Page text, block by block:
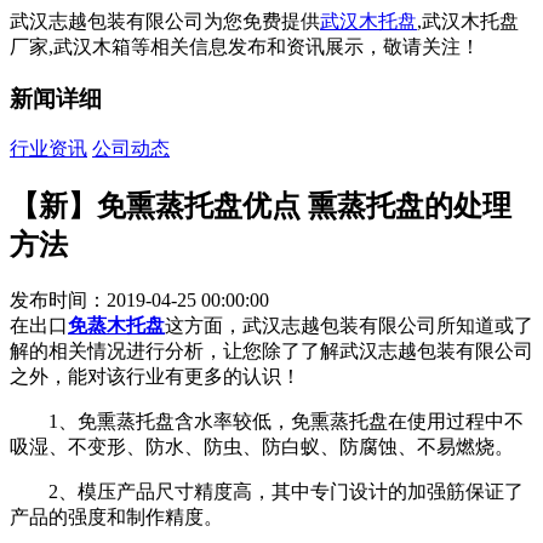
武汉志越包装有限公司为您免费提供武汉木托盘,武汉木托盘
厂家,武汉木箱等相关信息发布和资讯展示，敬请关注！
新闻详细
行业资讯 公司动态
【新】免熏蒸托盘优点 熏蒸托盘的处理
方法
发布时间：2019-04-25 00:00:00
在出口免蒸木托盘这方面，武汉志越包装有限公司所知道或了
解的相关情况进行分析，让您除了了解武汉志越包装有限公司
之外，能对该行业有更多的认识！
1、免熏蒸托盘含水率较低，免熏蒸托盘在使用过程中不
吸湿、不变形、防水、防虫、防白蚁、防腐蚀、不易燃烧。
2、模压产品尺寸精度高，其中专门设计的加强筋保证了
产品的强度和制作精度。